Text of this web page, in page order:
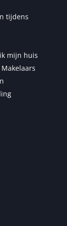
tijdens
mijn huis